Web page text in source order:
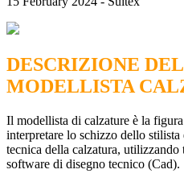
DESCRIZIONE
MODELLISTA
Il modellista di calzature è la
interpretare lo schizzo dello
tecnica della calzatura,
software di disegno tecnico (Cad).